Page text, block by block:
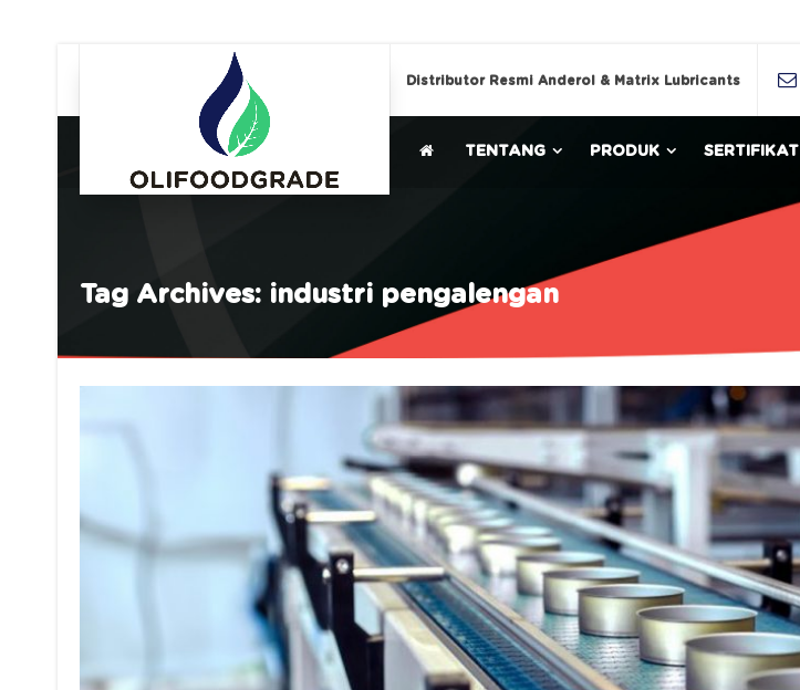
Distributor Resmi Anderol & Matrix Lubricants
TENTANG PRODUK SERTIFIKAT
Tag Archives: industri pengalengan